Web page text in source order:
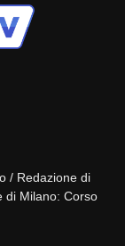
/ Redazione di
di Milano: Corso